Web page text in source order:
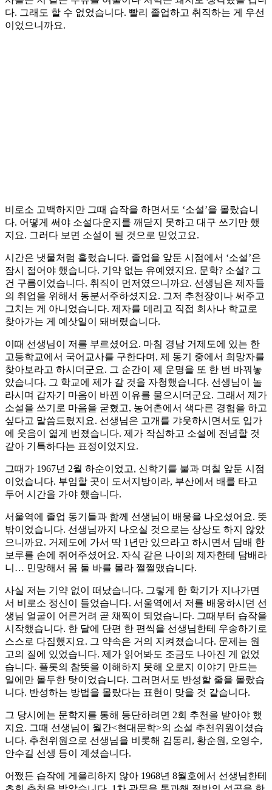
다. 그래도 할 수 없었습니다. 빨리 졸업하고 취직하는 게 우선
이었으니까요.
비로소 고백하지만 그때 습작을 하면서도 ‘소설’을 몰랐습니
다. 어떻게 써야 소설다운지를 깨닫지 못하고 대구 쓰기만 했
지요. 그러다 보면 소설이 될 것으로 믿었고요.
시간은 냇물처럼 흘렀습니다. 졸업을 앞둔 시점에서 ‘소설’은
잠시 접어야 했습니다. 기약 없는 유예였지요. 문학? 소설? 그
건 구름이었습니다. 취직이 먼저였으니까요. 선생님은 제자들
의 취업을 위해서 동분서주하셨지요. 그저 추천장이나 써주고
그치는 게 아니었습니다. 제자를 데리고 직접 회사나 학교로
찾아가는 게 예삿일이 돼버렸습니다.
이때 선생님이 저를 부르셨어요. 마침 경남 거제도에 있는 한
고등학교에서 국어교사를 구한다며, 제 동기 중에서 희망자를
찾아보라고 하시더군요. 그 순간이 제 운명을 또 한 번 바꿔놓
았습니다. 그 학교에 제가 갈 것을 자청했습니다. 선생님이 놀
라시며 갑자기 마음이 바뀐 이유를 물으시더군요. 그래서 제가
소설을 쓰기로 마음을 굳혔고, 농어촌에서 색다른 경험을 하고
싶다고 말씀드렸지요. 선생님은 고개를 갸웃하시면서도 입가
에 웃음이 엷게 번졌습니다. 제가 작심하고 소설에 전념할 것
같아 기특하다는 표정이었지요.
그때가 1967년 2월 하순이었고, 신학기를 불과 며칠 앞둔 시점
이었습니다. 부임할 곳이 도서지방이라, 부산에서 배를 타고
두어 시간을 가야 했습니다.
서울역에 졸업 동기들과 함께 선생님이 배웅을 나오셨어요. 뜻
밖이었습니다. 선생님까지 나오실 것으로는 상상도 하지 않았
으니까요. 거제도에 가서 딱 1년만 있으라고 하시면서 담배 한
보루를 손에 쥐어주셨어요. 자식 같은 나이의 제자한테 담배라
니… 민망해서 몸 둘 바를 몰라 쩔쩔맸습니다.
사실 저는 기약 없이 떠났습니다. 그렇게 한 학기가 지나가면
서 비로소 정신이 들었습니다. 서울역에서 저를 배웅하시던 선
생님 얼굴이 어른거려 곧 채찍이 되었습니다. 그때부터 습작을
시작했습니다. 한 달에 단편 한 편씩을 선생님한테 우송하기로
스스로 다짐했지요. 그 약속은 거의 지켜졌습니다. 문제는 원
고의 질에 있었습니다. 제가 읽어봐도 조금도 나아진 게 없었
습니다. 플롯의 참뜻을 이해하지 못해 오로지 이야기 만드는
일에만 몰두한 탓이었습니다. 그러면서도 반성할 줄을 몰랐습
니다. 반성하는 방법을 몰랐다는 표현이 맞을 것 같습니다.
그 당시에는 문학지를 통해 등단하려면 2회 추천을 받아야 했
지요. 그때 선생님이 월간<현대문학>의 소설 추천위원이셨습
니다. 추천위원으로 선생님을 비롯해 김동리, 황순원, 오영수,
안수길 선생 등이 계셨습니다.
어쨌든 습작에 게을리하지 않아 1968년 8월호에서 선생님한테